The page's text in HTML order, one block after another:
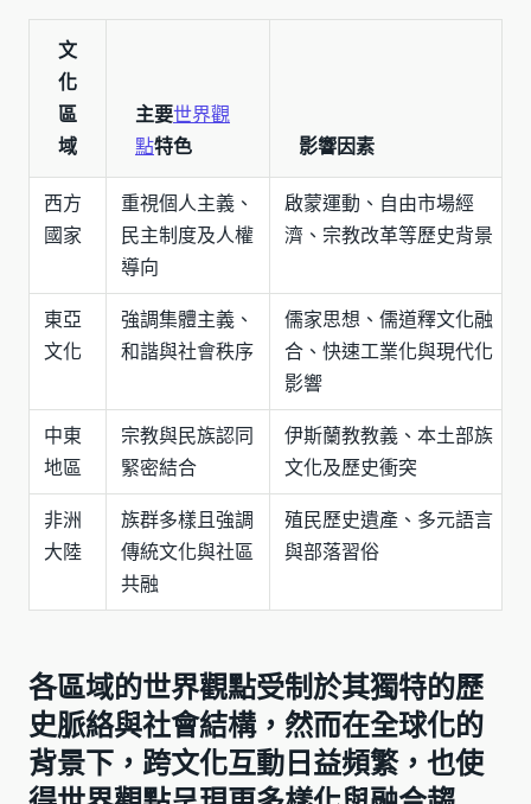
文
化
區
域
主要世界觀
點特色 影響因素
西方
國家
重視個人主義、
民主制度及人權
導向
啟蒙運動、自由市場經
濟、宗教改革等歷史背景
東亞
文化
強調集體主義、
和諧與社會秩序
儒家思想、儒道釋文化融
合、快速工業化與現代化
影響
中東
地區
宗教與民族認同
緊密結合
伊斯蘭教教義、本土部族
文化及歷史衝突
非洲
大陸
族群多樣且強調
傳統文化與社區
共融
殖民歷史遺產、多元語言
與部落習俗
各區域的世界觀點受制於其獨特的歷
史脈絡與社會結構，然而在全球化的
背景下，跨文化互動日益頻繁，也使